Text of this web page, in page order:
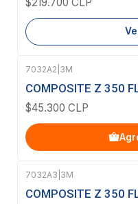
7032A2 3M
COMPOSITE Z 350
$45.300 CLP
Agotado
7032A3 3M
COMPOSITE Z 350